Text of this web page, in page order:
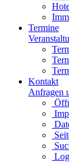
Termine
Kontakt
Anfragen